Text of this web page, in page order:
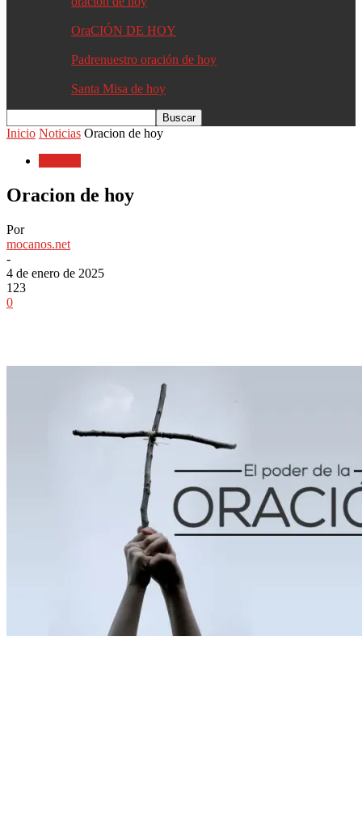
OraCIÓN DE HOY
Padrenuestro oración de hoy
Santa Misa de hoy
Inicio Noticias Oracion de hoy
Oracion de hoy
Por
mocanos.net
-
4 de enero de 2025
123
0